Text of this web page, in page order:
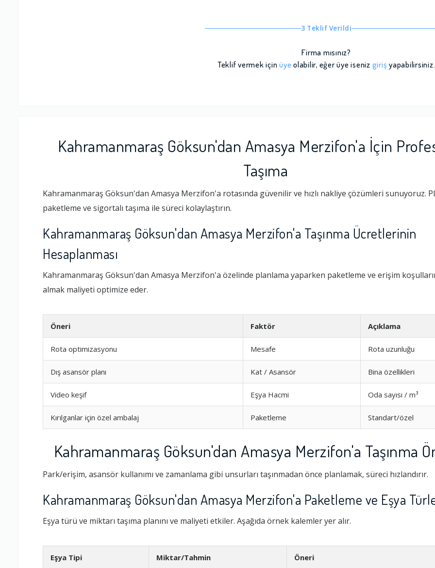
3 Teklif Verildi
Firma mısınız?
Teklif vermek içinüye olabilir, eğer üye iseniz giriş yapabilirsiniz.
Kahramanmaraş Göksun'dan Amasya Merzifon'a İçin
Taşıma
Kahramanmaraş Göksun'dan Amasya Merzifon'a rotasında güvenilir ve hızlı nakliye çözümleri sunuyoruz.
paketleme ve sigortalı taşıma ile süreci kolaylaştırın.
Kahramanmaraş Göksun'dan Amasya Merzifon'a Taşınma Ücretlerinin
Hesaplanması
Kahramanmaraş Göksun'dan Amasya Merzifon'a özelinde planlama yaparken paketleme ve erişim
almak maliyeti optimize eder.
Öneri Faktör Açıklama
Rota optimizasyonu Mesafe Rota uzunluğu
Dış asansör planı Kat / Asansör Bina özellikleri
Video keşif Eşya Hacmi Oda sayısı / m³
Kırılganlar için özel ambalaj Paketleme Standart/özel
Kahramanmaraş Göksun'dan Amasya Merzifon'a Taşınma
Park/erişim, asansör kullanımı ve zamanlama gibi unsurları taşınmadan önce planlamak, süreci hızlandırır.
Kahramanmaraş Göksun'dan Amasya Merzifon'a Paketleme ve Eşya
Eşya türü ve miktarı taşıma planını ve maliyeti etkiler. Aşağıda örnek kalemler yer alır.
Eşya Tipi Miktar/Tahmin Öneri
Ambalajlama Hizmeti
Firma ile İletişim